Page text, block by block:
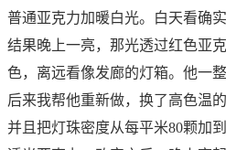
普通亚克力加暖白光。白天看确
结果晚上一亮，那光透过红色亚
色，离远看像发廊的灯箱。他一
后来我帮他重新做，换了高色温
并且把灯珠密度从每平米80颗加